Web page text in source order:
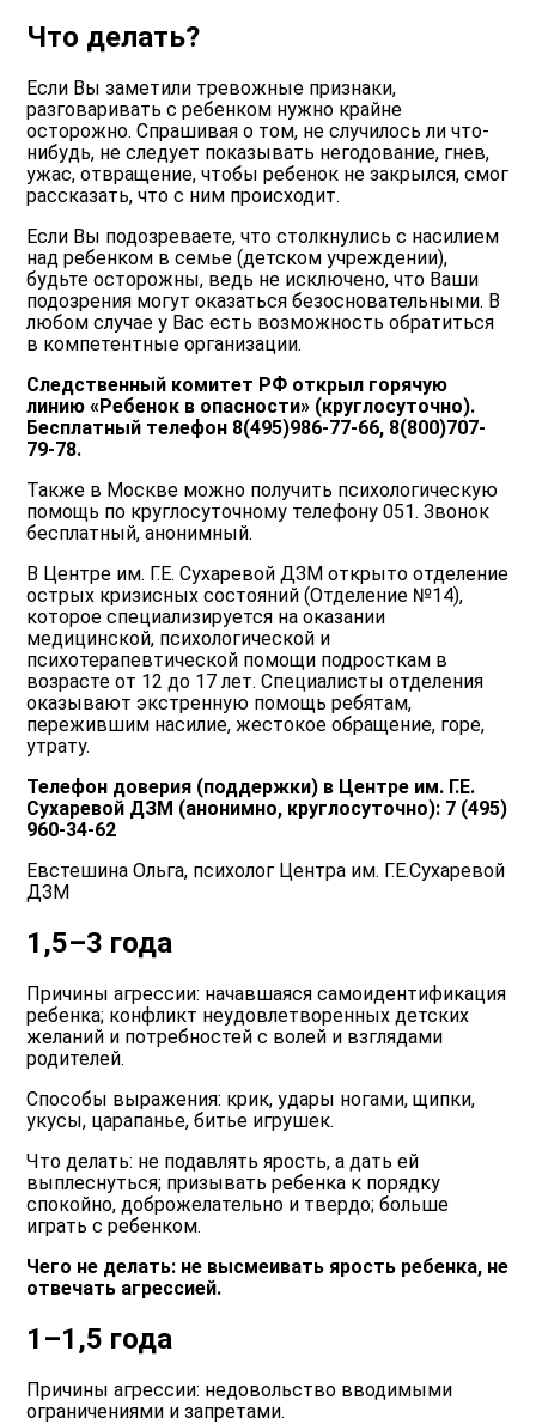
Что делать?
Если Вы заметили тревожные признаки,
разговаривать с ребенком нужно крайне
осторожно. Спрашивая о том, не случилось ли что-
нибудь, не следует показывать негодование, гнев,
ужас, отвращение, чтобы ребенок не закрылся, смог
рассказать, что с ним происходит.
Если Вы подозреваете, что столкнулись с насилием
над ребенком в семье (детском учреждении),
будьте осторожны, ведь не исключено, что Ваши
подозрения могут оказаться безосновательными. В
любом случае у Вас есть возможность обратиться
в компетентные организации.
Следственный комитет РФ открыл горячую
линию «Ребенок в опасности» (круглосуточно).
Бесплатный телефон 8(495)986-77-66, 8(800)707-
79-78.
Также в Москве можно получить психологическую
помощь по круглосуточному телефону 051. Звонок
бесплатный, анонимный.
В Центре им. Г.Е. Сухаревой ДЗМ открыто отделение
острых кризисных состояний (Отделение №14),
которое специализируется на оказании
медицинской, психологической и
психотерапевтической помощи подросткам в
возрасте от 12 до 17 лет. Специалисты отделения
оказывают экстренную помощь ребятам,
пережившим насилие, жестокое обращение, горе,
утрату.
Телефон доверия (поддержки) в Центре им. Г.Е.
Сухаревой ДЗМ (анонимно, круглосуточно): 7 (495)
960-34-62
Евстешина Ольга, психолог Центра им. Г.Е.Сухаревой
ДЗМ
1,5–3 года
Причины агрессии: начавшаяся самоидентификация
ребенка; конфликт неудовлетворенных детских
желаний и потребностей с волей и взглядами
родителей.
Способы выражения: крик, удары ногами, щипки,
укусы, царапанье, битье игрушек.
Что делать: не подавлять ярость, а дать ей
выплеснуться; призывать ребенка к порядку
спокойно, доброжелательно и твердо; больше
играть с ребенком.
Чего не делать: не высмеивать ярость ребенка, не
отвечать агрессией.
1–1,5 года
Причины агрессии: недовольство вводимыми
ограничениями и запретами.